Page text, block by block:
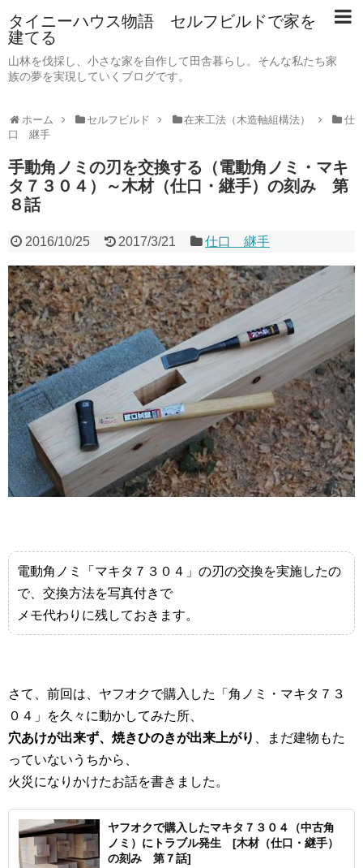
タイニーハウス物語 セルフビルドで家を
建てる
山林を伐採し、小さな家を自作して田舎暮らし。そんな私たち家
族の夢を実現していくブログです。
ホーム セルフビルド 在来工法（木造軸組構法）
仕
口 継手
手動角ノミの刃を交換する（電動角ノミ・マキ
タ７３０４）～木材（仕口・継手）の刻み 第
８話
2016/10/25 2017/3/21 仕口 継手
電動角ノミ「マキタ７３０４」の刃の交換を実施したの
で、交換方法を写真付きで
メモ代わりに残しておきます。
さて、前回は、ヤフオクで購入した「角ノミ・マキタ７３
０４」を久々に動かしてみた所、
穴あけが出来ず、焼きひのきが出来上がり
、まだ建物もた
っていないうちから、
火災になりかけたお話を書きました。
ヤフオクで購入したマキタ７３０４（中古角
ノミ）にトラブル発生 [木材（仕口・継手）
の刻み 第７話]